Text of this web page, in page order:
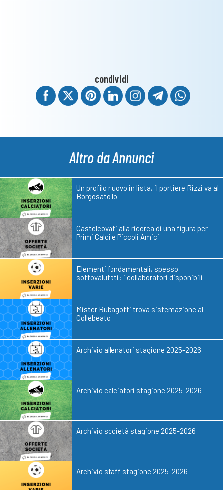
condividi
Altro da Annunci
Un profilo nuovo in lista, il portiere Rizzi va al
Borgosatollo
Castelcovati alla ricerca di una figura per
Primi Calci e Piccoli Amici
Elementi fondamentali, spesso
sottovalutati: i collaboratori disponibili
Mister Rubagotti trova sistemazione al
Collebeato
Archivio allenatori stagione 2025-2026
Archivio calciatori stagione 2025-2026
Archivio società stagione 2025-2026
Archivio staff stagione 2025-2026